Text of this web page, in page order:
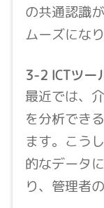
の共通認識
ムーズになり
3-2 ICTツー
最近では、
を分析でき
ます。こう
的なデータ
り、管理者